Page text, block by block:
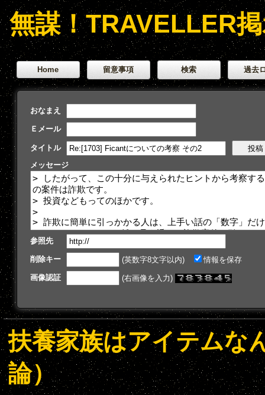
無謀！TRAVELLER
Home 留意事項 検索 過去
おなまえ
Ｅメール
タイトル
メッセージ
参照先
削除キー (英数字8文字以内)
情報を保存
画像認証
(右画像を入力)
扶養家族はアイテムな
論）